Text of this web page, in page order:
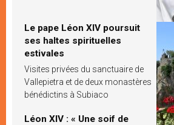
Le pape Léon XIV poursuit
ses haltes spirituelles
estivales
Visites privées du sanctuaire de
Vallepietra et de deux monastères
bénédictins à Subiaco
Léon XIV : « Une soif de